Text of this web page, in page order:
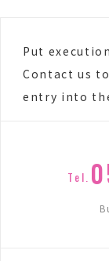
Put
Contact us
entry into
Tel.